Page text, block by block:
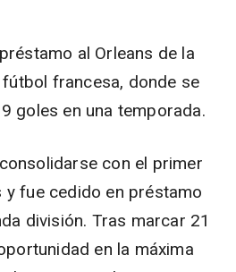
al Orleans de la
francesa, donde se
goles en una temporada.
con el primer
y fue cedido en préstamo
división. Tras marcar 21
en la máxima